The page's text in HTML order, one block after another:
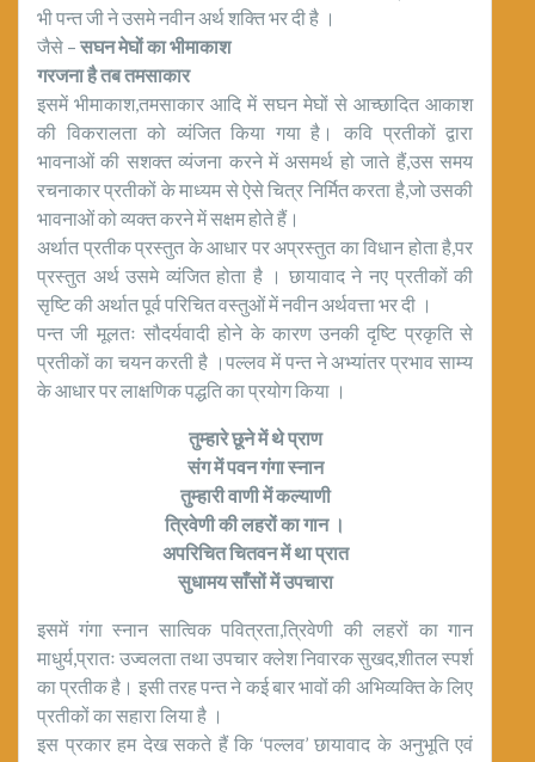
भी पन्त जी ने उसमे नवीन अर्थ शक्ति भर दी है ।
जैसे – सघन मेघों का भीमाकाश
गरजना है तब तमसाकार
इसमें भीमाकाश,तमसाकार आदि में सघन मेघों से आच्छादित आकाश
की विकरालता को व्यंजित किया गया है। कवि प्रतीकों द्वारा
भावनाओं की सशक्त व्यंजना करने में असमर्थ हो जाते हैं,उस समय
रचनाकार प्रतीकों के माध्यम से ऐसे चित्र निर्मित करता है,जो उसकी
भावनाओं को व्यक्त करने में सक्षम होते हैं।
अर्थात प्रतीक प्रस्तुत के आधार पर अप्रस्तुत का विधान होता है,पर
प्रस्तुत अर्थ उसमे व्यंजित होता है । छायावाद ने नए प्रतीकों की
सृष्टि की अर्थात पूर्व परिचित वस्तुओं में नवीन अर्थवत्ता भर दी ।
पन्त जी मूलतः सौदर्यवादी होने के कारण उनकी दृष्टि प्रकृति से
प्रतीकों का चयन करती है ।पल्लव में पन्त ने अभ्यांतर प्रभाव साम्य
के आधार पर लाक्षणिक पद्धति का प्रयोग किया ।
तुम्हारे छूने में थे प्राण
संग में पवन गंगा स्नान
तुम्हारी वाणी में कल्याणी
त्रिवेणी की लहरों का गान ।
अपरिचित चितवन में था प्रात
सुधामय साँसों में उपचारा
इसमें गंगा स्नान सात्विक पवित्रता,त्रिवेणी की लहरों का गान
माधुर्य,प्रातः उज्वलता तथा उपचार क्लेश निवारक सुखद,शीतल स्पर्श
का प्रतीक है। इसी तरह पन्त ने कई बार भावों की अभिव्यक्ति के लिए
प्रतीकों का सहारा लिया है ।
इस प्रकार हम देख सकते हैं कि ‘पल्लव’ छायावाद के अनुभूति एवं